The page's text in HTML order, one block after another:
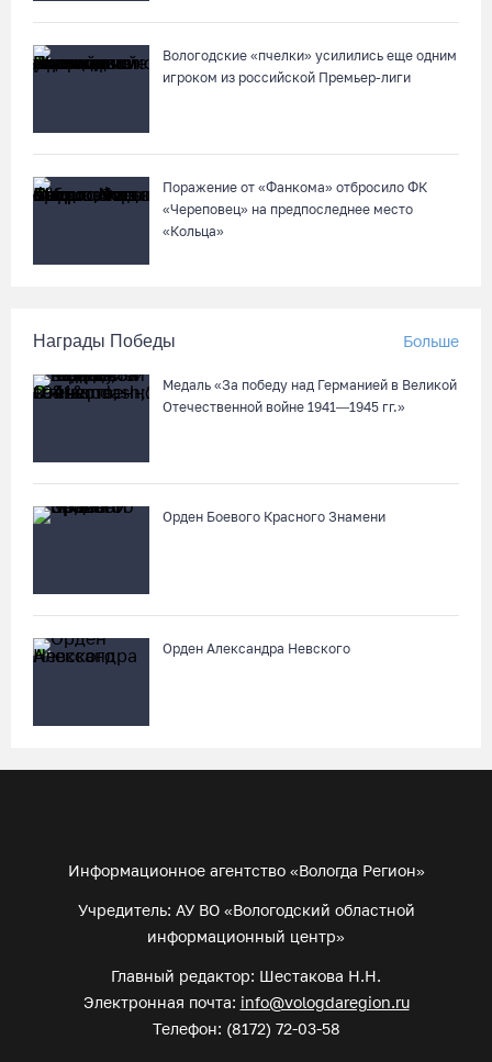
Вологодские «пчелки» усилились еще одним
игроком из российской Премьер-лиги
Поражение от «Фанкома» отбросило ФК
«Череповец» на предпоследнее место
«Кольца»
Награды Победы Больше
Медаль «За победу над Германией в Великой
Отечественной войне 1941—1945 гг.»
Орден Боевого Красного Знамени
Орден Александра Невского
Информационное агентство «Вологда Регион»
Учредитель: АУ ВО «Вологодский областной
информационный центр»
Главный редактор: Шестакова Н.Н.
Электронная почта: info@vologdaregion.ru
Телефон: (8172) 72-03-58